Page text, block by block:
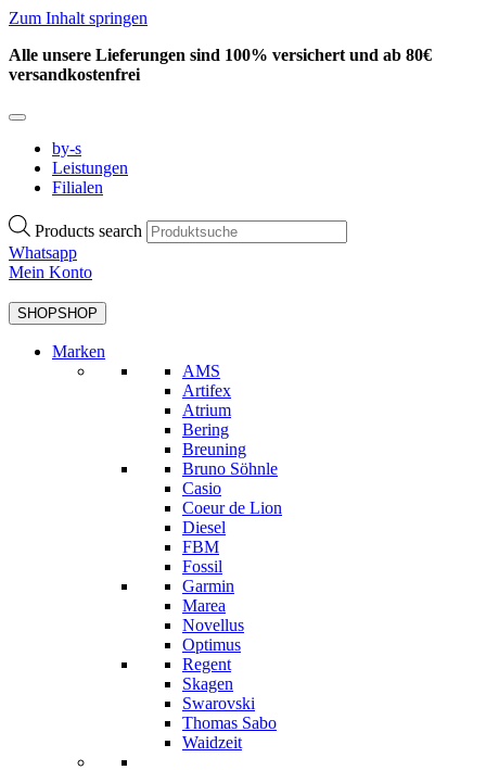
Zum Inhalt springen
Alle unsere Lieferungen sind 100% versichert und ab 80€
versandkostenfrei
by-s
Leistungen
Filialen
Products search
Whatsapp
Mein Konto
SHOPSHOP
Marken
AMS
Artifex
Atrium
Bering
Breuning
Bruno Söhnle
Casio
Coeur de Lion
Diesel
FBM
Fossil
Garmin
Marea
Novellus
Optimus
Regent
Skagen
Swarovski
Thomas Sabo
Waidzeit